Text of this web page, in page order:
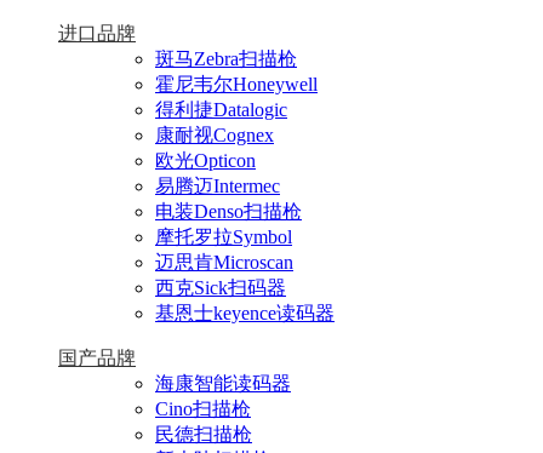
进口品牌
斑马Zebra扫描枪
霍尼韦尔Honeywell
得利捷Datalogic
康耐视Cognex
欧光Opticon
易腾迈Intermec
电装Denso扫描枪
摩托罗拉Symbol
迈思肯Microscan
西克Sick扫码器
基恩士keyence读码器
国产品牌
海康智能读码器
Cino扫描枪
民德扫描枪